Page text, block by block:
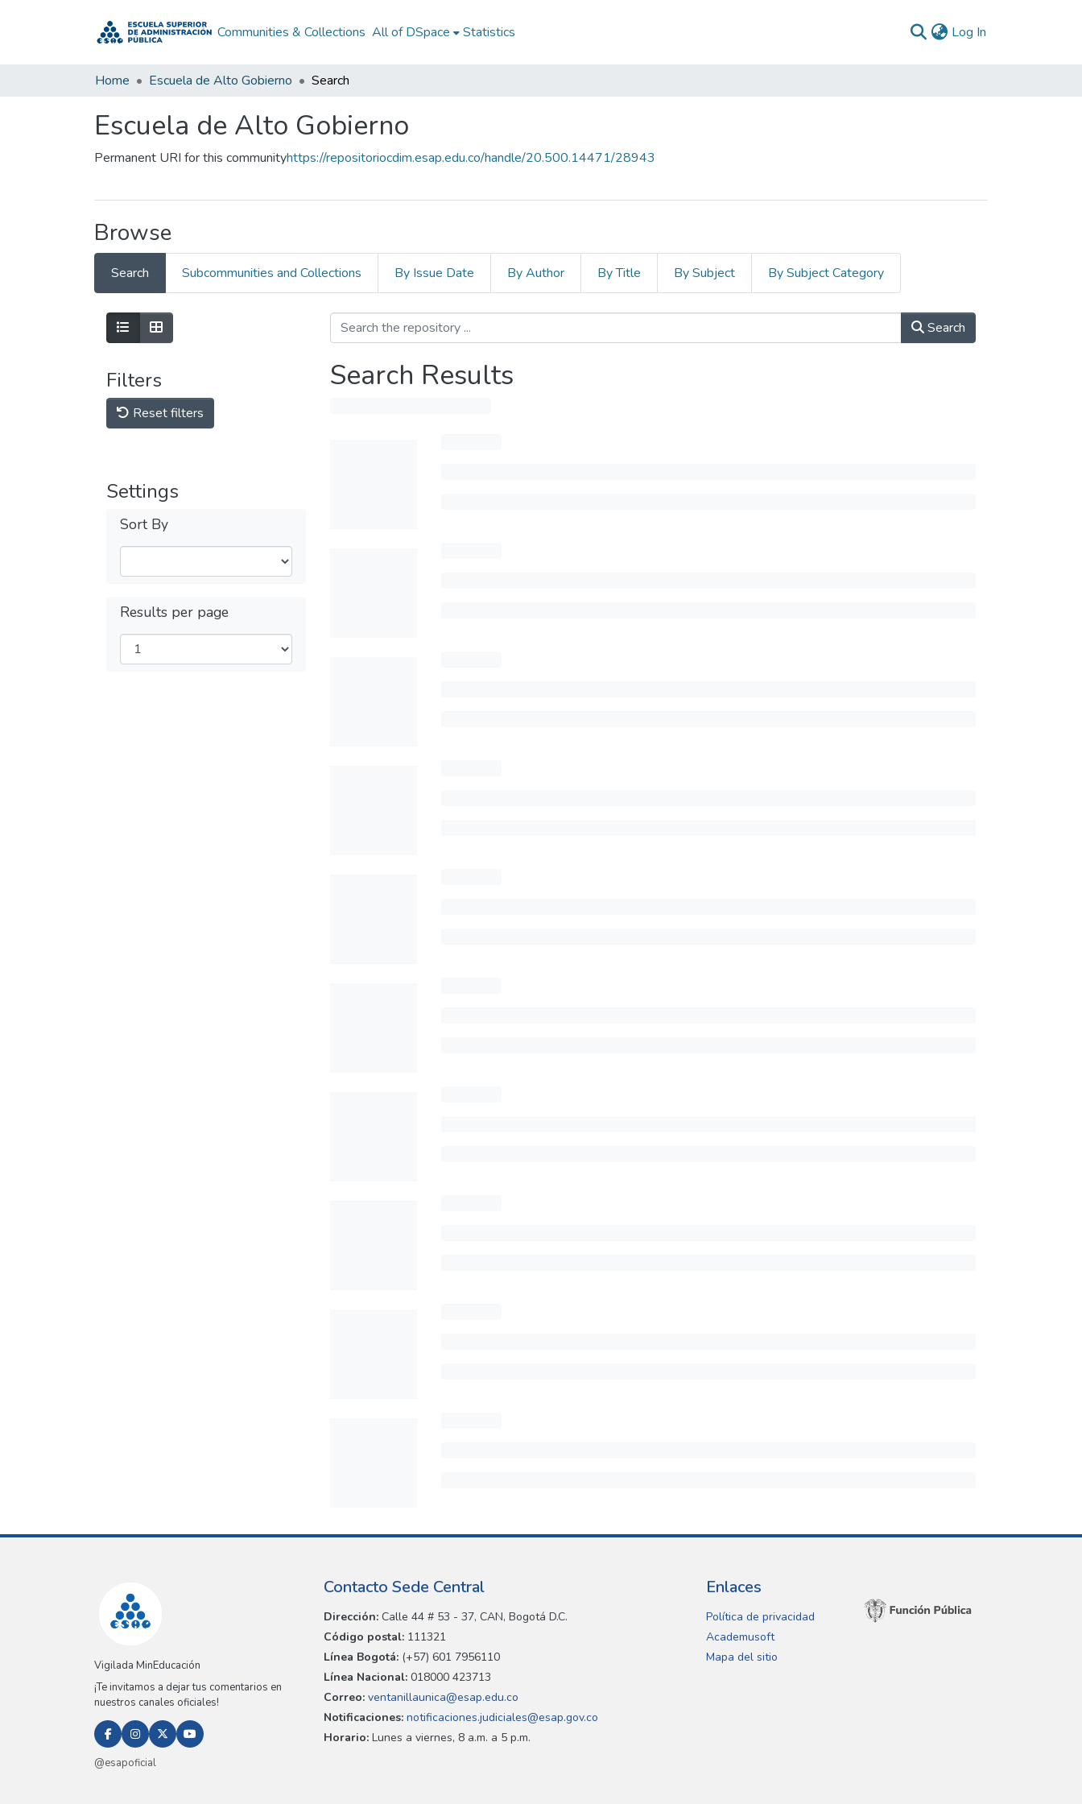
Communities & Collections All of DSpace Statistics Log In
Home Escuela de Alto Gobierno Search
Escuela de Alto Gobierno
Permanent URI for this communityhttps://repositoriocdim.esap.edu.co/handle/20.500.14471/28943
Browse
Search Subcommunities and Collections By Issue Date By Author By Title By Subject By Subject Category
Filters
Reset filters
Settings
Sort By
Results per page
Search
Search Results
Vigilada MinEducación
¡Te invitamos a dejar tus comentarios en
nuestros canales oficiales!
@esapoficial
Contacto Sede Central
Dirección: Calle 44 # 53 - 37, CAN, Bogotá D.C.
Código postal: 111321
Línea Bogotá: (+57) 601 7956110
Línea Nacional: 018000 423713
Correo: ventanillaunica@esap.edu.co
Notificaciones: notificaciones.judiciales@esap.gov.co
Horario: Lunes a viernes, 8 a.m. a 5 p.m.
Enlaces
Política de privacidad
Academusoft
Mapa del sitio